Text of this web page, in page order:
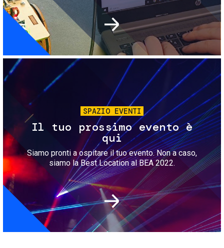
Immagine
SPAZIO EVENTI
Il tuo prossimo evento è
qui
Siamo pronti a ospitare il tuo evento. Non a caso,
siamo la Best Location al BEA 2022.